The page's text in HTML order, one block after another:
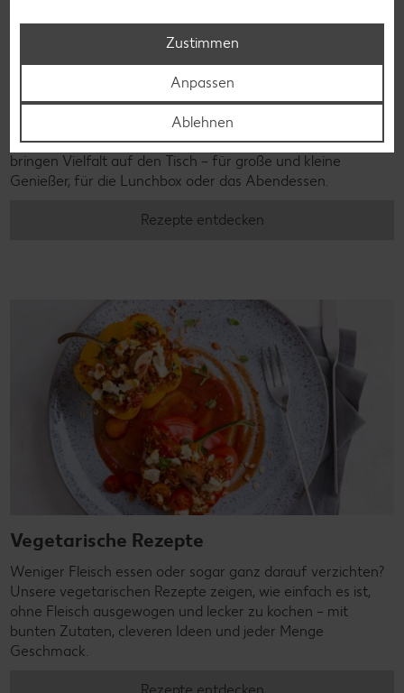
Laktosefreie Rezepte
Laktoseintoleranz muss dich kulinarisch nicht ausbremsen,
denn es geht auch ohne. Unsere laktosefreien Rezepte
bringen Vielfalt auf den Tisch – für große und kleine
Genießer, für die Lunchbox oder das Abendessen.
Rezepte entdecken
Vegetarische Rezepte
Weniger Fleisch essen oder sogar ganz darauf verzichten?
Unsere vegetarischen Rezepte zeigen, wie einfach es ist,
ohne Fleisch ausgewogen und lecker zu kochen – mit
bunten Zutaten, cleveren Ideen und jeder Menge
Geschmack.
Zustimmen
Anpassen
Ablehnen